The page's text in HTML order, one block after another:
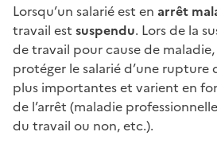
Lorsqu’un salarié est en arrêt
travail est suspendu. Lors de la
de travail pour cause de
protéger le salarié d’une
plus importantes et varient en
de l’arrêt (maladie professionnelle
du travail ou non, etc.).